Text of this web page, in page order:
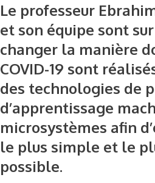
Le professeur
et son équipe sont
changer la manière
COVID-19 sont
des technologies de
d’apprentissage
microsystèmes afin
le plus simple et le
possible.